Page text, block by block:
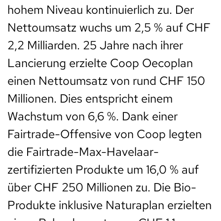
hohem Niveau kontinuierlich zu. Der
Nettoumsatz wuchs um 2,5 % auf CHF
2,2 Milliarden. 25 Jahre nach ihrer
Lancierung erzielte Coop Oecoplan
einen Nettoumsatz von rund CHF 150
Millionen. Dies entspricht einem
Wachstum von 6,6 %. Dank einer
Fairtrade-Offensive von Coop legten
die Fairtrade-Max-Havelaar-
zertifizierten Produkte um 16,0 % auf
über CHF 250 Millionen zu. Die Bio-
Produkte inklusive Naturaplan erzielten